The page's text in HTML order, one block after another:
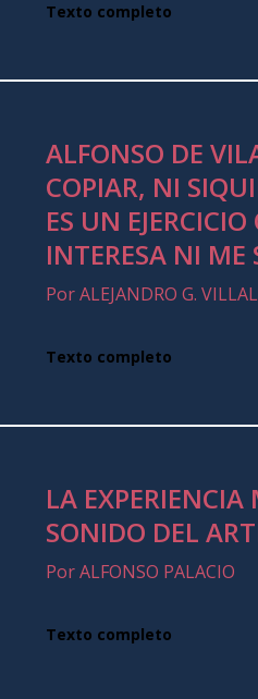
Texto completo
ALFONSO DE
COPIAR, NI
ES UN
INTERESA NI ME
Por ALEJANDRO G.
Texto completo
LA EXPERIENCIA
SONIDO DEL
Por ALFONSO PALACIO
Texto completo